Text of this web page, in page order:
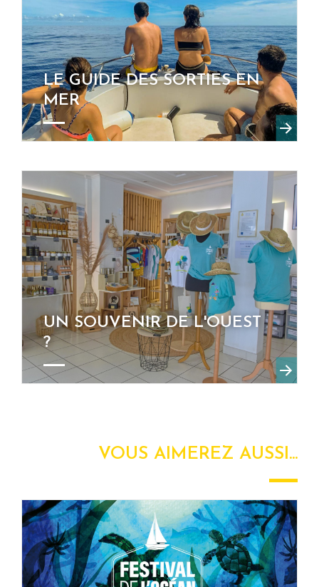
LE GUIDE DES SORTIES EN
MER
UN SOUVENIR DE L'OUEST
?
VOUS AIMEREZ AUSSI...